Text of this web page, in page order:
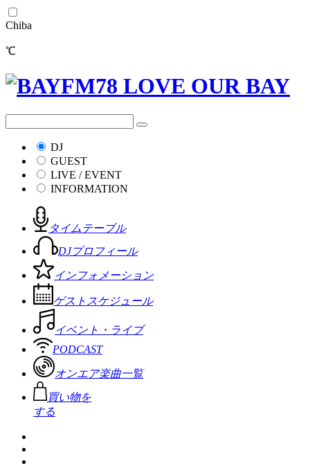
Chiba
℃
DJ
GUEST
LIVE / EVENT
INFORMATION
タイムテーブル
DJプロフィール
インフォメーション
ゲストスケジュール
イベント・ライブ
PODCAST
オンエア楽曲一覧
買い物を
する